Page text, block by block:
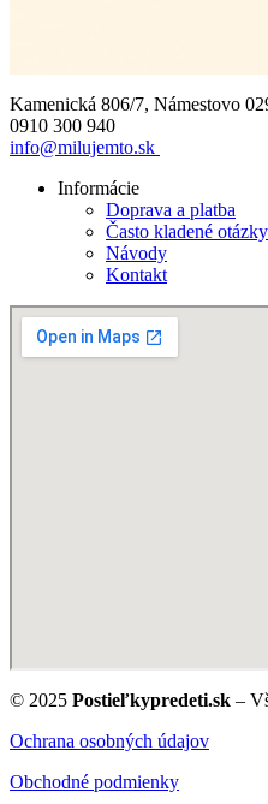
Kamenická 806/7, Námestovo
0910 300 940
info@milujemto.sk
Informácie
Doprava a platba
Často kladené otázky
Návody
Kontakt
© 2025 Postieľkypredeti.sk –
Ochrana osobných údajov
Obchodné podmienky